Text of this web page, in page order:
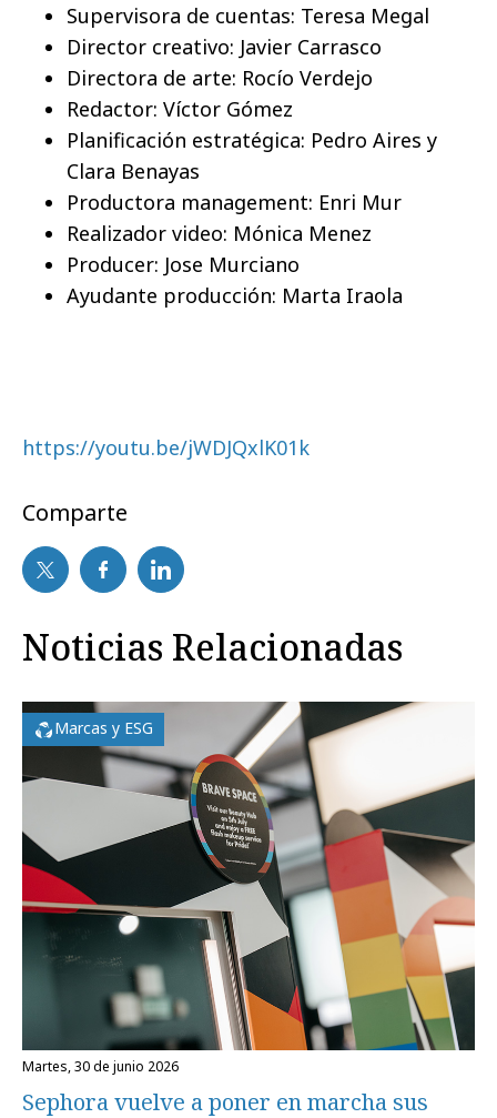
Supervisora de cuentas: Teresa Megal
Director creativo: Javier Carrasco
Directora de arte: Rocío Verdejo
Redactor: Víctor Gómez
Planificación estratégica: Pedro Aires y
Clara Benayas
Productora management: Enri Mur
Realizador video: Mónica Menez
Producer: Jose Murciano
Ayudante producción: Marta Iraola
https://youtu.be/jWDJQxlK01k
Comparte
Noticias Relacionadas
Marcas y ESG
martes, 30 de junio 2026
Sephora vuelve a poner en marcha sus